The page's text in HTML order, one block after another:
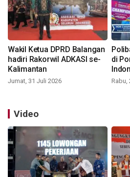
Wakil Ketua DPRD Balangan
hadiri Rakorwil ADKASI se-
Kalimantan
Jumat, 31 Juli 2026
di
Rabu,
Video